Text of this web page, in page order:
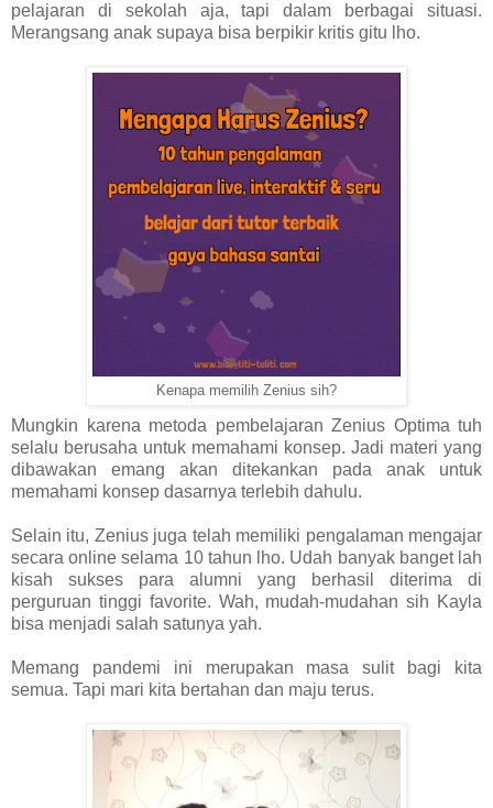
pelajaran di sekolah aja, tapi dalam berbagai situasi.
Merangsang anak supaya bisa berpikir kritis gitu lho.
Kenapa memilih Zenius sih?
Mungkin karena metoda pembelajaran Zenius Optima tuh
selalu berusaha untuk memahami konsep. Jadi materi yang
dibawakan emang akan ditekankan pada anak untuk
memahami konsep dasarnya terlebih dahulu.
Selain itu, Zenius juga telah memiliki pengalaman mengajar
secara online selama 10 tahun lho. Udah banyak banget lah
kisah sukses para alumni yang berhasil diterima di
perguruan tinggi favorite. Wah, mudah-mudahan sih Kayla
bisa menjadi salah satunya yah.
Memang pandemi ini merupakan masa sulit bagi kita
semua. Tapi mari kita bertahan dan maju terus.